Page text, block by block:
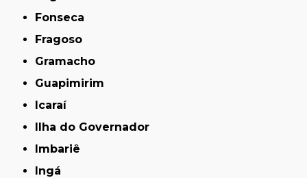
Fonseca
Fragoso
Gramacho
Guapimirim
Icaraí
Ilha do Governador
Imbariê
Ingá